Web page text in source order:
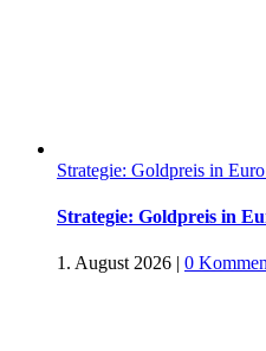
Strategie: Goldpreis in
Strategie: Goldpreis in
1. August 2026 | 0